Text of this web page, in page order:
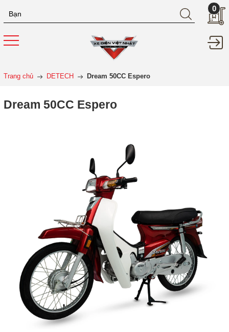
0
Trang chủ DETECH Dream 50CC Espero
Dream 50CC Espero